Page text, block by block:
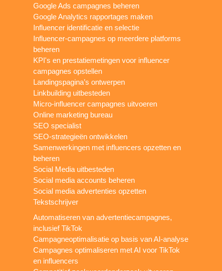
Google Ads campagnes beheren
Google Analytics rapportages maken
Influencer identificatie en selectie
Influencer-campagnes op meerdere platforms
beheren
KPI's en prestatiemetingen voor influencer
campagnes opstellen
Landingspagina’s ontwerpen
Linkbuilding uitbesteden
Micro-influencer campagnes uitvoeren
Online marketing bureau
SEO specialist
SEO-strategieën ontwikkelen
Samenwerkingen met influencers opzetten en
beheren
Social Media uitbesteden
Social media accounts beheren
Social media advertenties opzetten
Tekstschrijver
Automatiseren van advertentiecampagnes,
inclusief TikTok
Campagneoptimalisatie op basis van AI-analyse
Campagnes optimaliseren met AI voor TikTok
en influencers